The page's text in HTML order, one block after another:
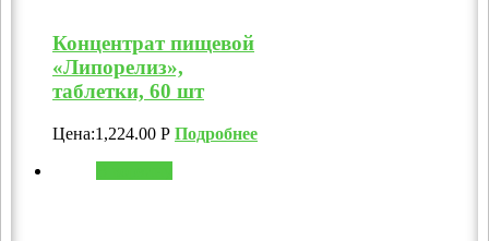
Концентрат пищевой
«Липорелиз»,
таблетки, 60 шт
Цена:1,224.00 Р Подробнее